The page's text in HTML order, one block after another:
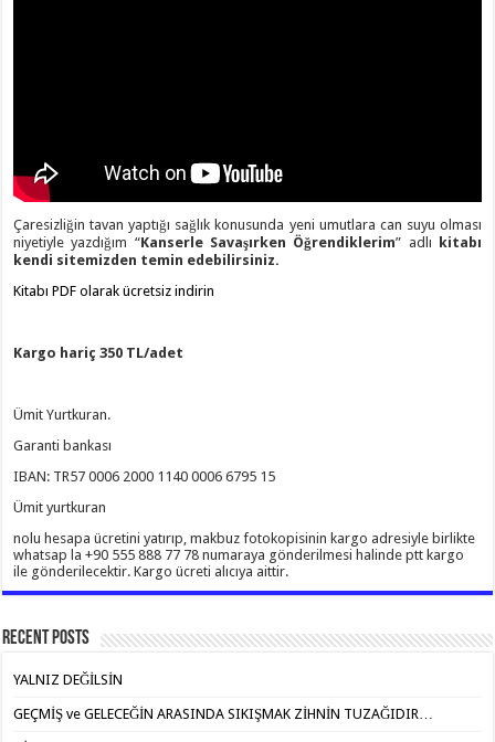
Çaresizliğin tavan yaptığı sağlık konusunda yeni umutlara can suyu olması
niyetiyle yazdığım “Kanserle Savaşırken Öğrendiklerim” adlı
kitabı
kendi sitemizden temin edebilirsiniz.
Kitabı PDF olarak ücretsiz indirin
Kargo hariç 350 TL/adet
Ümit Yurtkuran.
Garanti bankası
IBAN: TR57 0006 2000 1140 0006 6795 15
Ümit yurtkuran
nolu hesapa ücretini yatırıp, makbuz fotokopisinin kargo adresiyle birlikte
whatsap la +90 555 888 77 78 numaraya gönderilmesi halinde ptt kargo
ile gönderilecektir. Kargo ücreti alıcıya aittir.
Recent Posts
YALNIZ DEĞİLSİN
GEÇMİŞ ve GELECEĞİN ARASINDA SIKIŞMAK ZİHNİN TUZAĞIDIR…